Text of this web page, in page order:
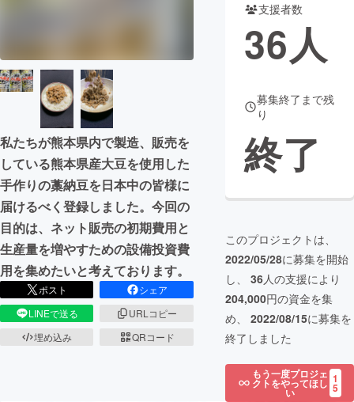
私たちが熊本県内で製造、販売を
している熊本県産大豆を使用した
手作りの藁納豆を日本中の皆様に
届けるべく登録しました。今回の
目的は、ネット販売の初期費用と
生産量を増やすための設備投資費
用を集めたいと考えております。
ポスト
シェア
LINEで送る
URLコピー
埋め込み
QRコード
支援者数
36人
募集終了まで残
り
終了
このプロジェクトは、
2022/05/28に募集を開始
し、 36人の支援により
204,000円の資金を集
め、 2022/08/15に募集を
終了しました
もう一度プロジェ
クトをやってほし
い
1
5